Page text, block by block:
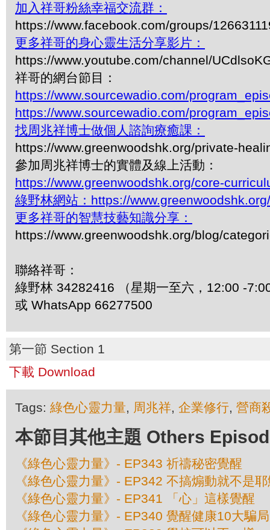
加入祥哥粉絲幸福交流群：
https://www.facebook.com/groups/
更多祥哥的身心靈生活分享影片：
https://www.youtube.com/channel/
祥哥的網台節目：
https://www.sourcewadio.com/
https://www.sourcewadio.com/
找周兆祥博士做個人諮詢療癒課：
https://www.greenwoodshk.org/private-
參加周兆祥博士的實體及線上活動：
https://www.greenwoodshk.org/core-
綠野林網站：https://www.greenwoodshk.org/
更多祥哥的智慧技藝知識分享：
https://www.greenwoodshk.org/blog/
聯絡祥哥：
綠野林 34282416 （星期一至六，12:00 -
或 WhatsApp 66277500
第一節 Section 1
下載 Download
Tags: 綠色心靈力量, 周兆祥, 企業修行, 營商
本節目其他主題 Others
《綠色心靈力量》- EP343 祈禱秘密覺醒
《綠色心靈力量》- EP342 不搞煽動就不是
《綠色心靈力量》- EP341 「心」這樣覺醒
《綠色心靈力量》- EP340 覺醒健康10大騙局